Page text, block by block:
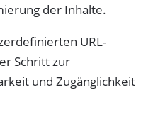
der Inhalte.
URL-
Schritt zur
und Zugänglichkeit